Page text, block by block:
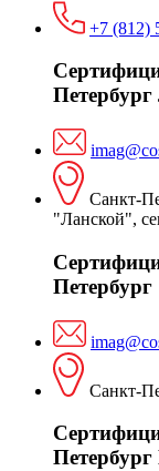
+7 (812)
Санкт-
"Ланской",
Петербург
Санкт-